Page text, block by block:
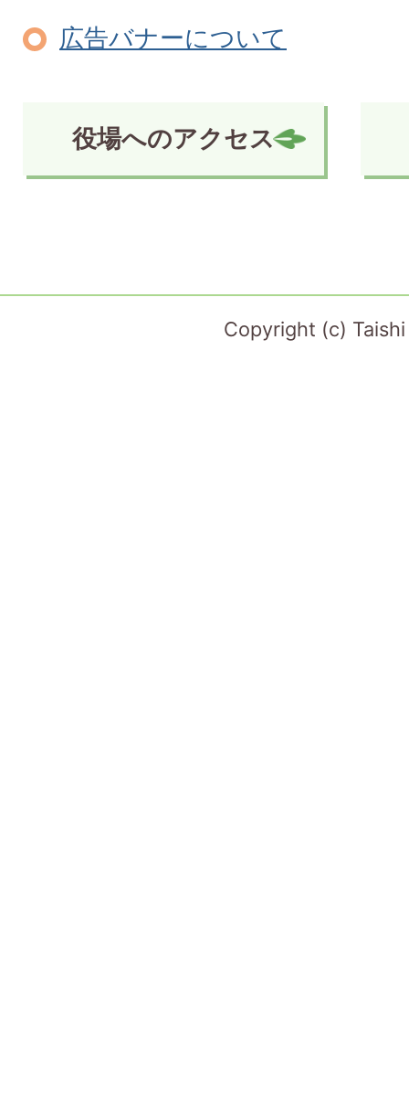
広告バナーについて
役場へのアクセス
Copyright (c)